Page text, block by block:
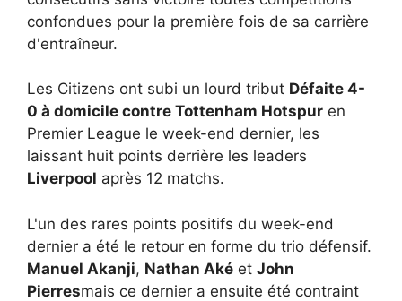
confondues pour la première fois de sa carrière
d'entraîneur.
Les Citizens ont subi un lourd tribut Défaite 4-
0 à domicile contre Tottenham Hotspur en
Premier League le week-end dernier, les
laissant huit points derrière les leaders
Liverpool après 12 matchs.
L'un des rares points positifs du week-end
dernier a été le retour en forme du trio défensif.
Manuel Akanji, Nathan Aké et John
Pierresmais ce dernier a ensuite été contraint